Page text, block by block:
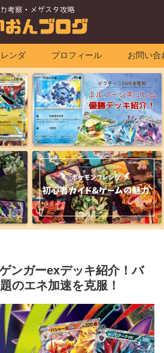
ンダ プロフィール お問い合
ンガーexデッキ紹介！バ
のエネ加速を克服！